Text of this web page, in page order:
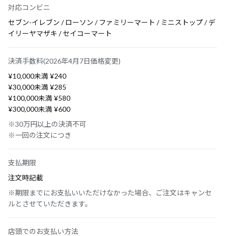
対応コンビニ
セブン-イレブン / ローソン / ファミリーマート / ミニストップ / デ
イリーヤマザキ / セイコーマート
決済手数料(2026年4月7日価格変更)
¥10,000未満 ¥240
¥30,000未満 ¥285
¥100,000未満 ¥580
¥300,000未満 ¥600
※30万円以上の決済不可
※一回の注文につき
支払期限
注文時記載
※期限までにお支払いいただけなかった場合、ご注文はキャンセ
ルとさせていただきます。
店頭でのお支払い方法